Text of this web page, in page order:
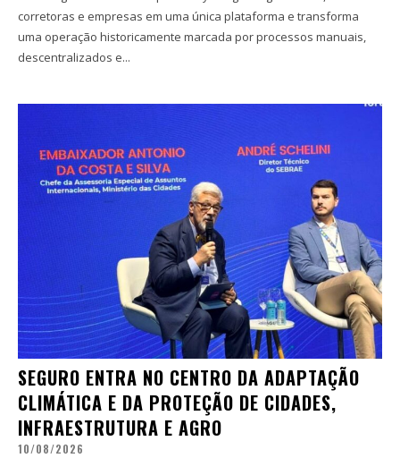
corretoras e empresas em uma única plataforma e transforma
uma operação historicamente marcada por processos manuais,
descentralizados e...
SEGURO ENTRA NO CENTRO DA ADAPTAÇÃO
CLIMÁTICA E DA PROTEÇÃO DE CIDADES,
INFRAESTRUTURA E AGRO
10/08/2026